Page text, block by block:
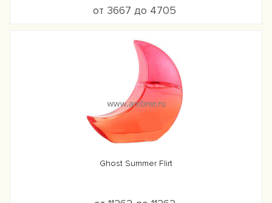
от 3667 до 4705
Ghost Summer Flirt